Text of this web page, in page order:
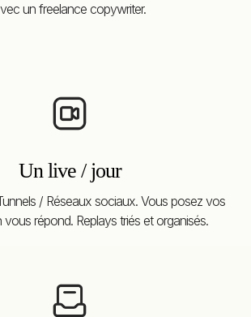
un freelance copywriter.
Un live / jour
/ Réseaux sociaux. Vous posez vos
répond. Replays triés et organisés.